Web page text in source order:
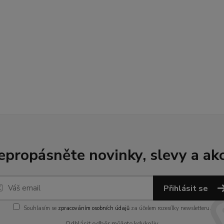
novinky, slevy a
Přihlásit se
Souhlasím se zpracováním osobních údajů za účelem rozesílky newsletteru.